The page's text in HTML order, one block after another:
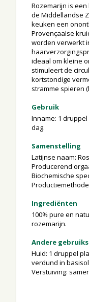
Rozemarijn is
de Middellandse
keuken een
Provençaalse
worden verwerkt
ideaal om kleine
stimuleert de
kortstondige
stramme spieren
Gebruik
Inname: 1
dag.
Samenstelling
Latijnse naam:
Producerend
Biochemische
Ingrediënten
100% pure en
rozemarijn.
Andere
Huid: 1 druppel
verdund in
Verstuiving: